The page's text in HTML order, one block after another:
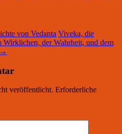
von Vedanta Viveka, die
Wirklichen, der Wahrheit, und dem
→
veröffentlicht. Erforderliche